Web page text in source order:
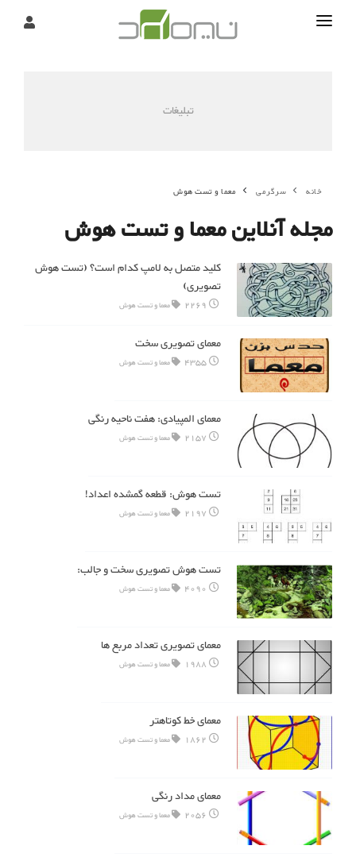
تبلیغات
خانه سرگرمی معما و تست هوش
مجله آنلاین معما و تست هوش
کلید متصل به لامپ کدام است؟ (تست هوش
تصویری)
2269 معما و تست هوش
معمای تصویری سخت
4355 معما و تست هوش
معمای المپیادی: هفت ناحیه رنگی
2157 معما و تست هوش
تست هوش: قطعه گمشده اعداد!
2197 معما و تست هوش
تست هوش تصویری سخت و جالب:
4090 معما و تست هوش
معمای تصویری تعداد مربع ها
1988 معما و تست هوش
معمای خط کوتاهتر
1862 معما و تست هوش
معمای مداد رنگی
2056 معما و تست هوش